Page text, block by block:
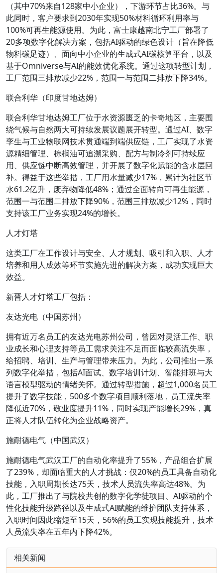
（其中70%来自128家中小企业），下游环节占比36%。与
此同时，客户要求到2030年实现50%材料循环利用率与
100%可再生能源使用。为此，富士康越南北宁工厂部署了
20多项数字化解决方案，包括AI驱动的绿色设计（旨在降低
物料碳足迹）、面向中小企业的生成式AI碳核算平台，以及
基于Omniverse与AI的能效优化系统。通过这项转型计划，
工厂范围三排放减少22%，范围一与范围二排放下降34%。
联合利华（印度甘地达姆）
联合利华甘地达姆工厂位于水资源匮乏的卡奇地区，主要围
绕气候与自然两大可持续发展议题展开转型。通过AI、数字
孪生与工业物联网技术贯通端到端供应链，工厂实现了水资
源精细管理、棕榈油可追溯采购、配方与制冷剂可持续应
用、供应链中断高效管理，并开展了数字化赋能的含水层回
补。得益于这些举措，工厂用水量减少17%，累计为社区节
水61.2亿升，废弃物降低48%；通过全面转向可再生能源，
范围一与范围二排放下降90%，范围三排放减少12%，同时
支持该工厂业务实现24%的增长。
人才灯塔
这类工厂在工作设计与安全、人才规划、吸引和入职、人才
培养和用人成效等环节实施先进的解决方案，成功实现巨大
效益。
新晋人才灯塔工厂包括：
友达光电（中国苏州）
拥有近万名员工的友达光电苏州公司，曾因对灵活工作、职
业成长和心理支持等员工需求关注不足而面临较高流失率，
给招聘、培训、生产与管理带来压力。为此，公司推出一系
列数字化举措，包括AI面试、数字培训计划、智能排班与大
语言模型驱动的情绪关怀。通过转型措施，超过1,000名员工
提升了数字技能，500多个数字项目顺利落地，员工流失率
降低近70%，敬业度提升11%，同时实现产能增长29%，真
正将人才队伍转化为企业战略资产。
施耐德电气（中国武汉）
施耐德电气武汉工厂的自动化率提升了55%，产品组合扩展
了239%，却面临重大的人才挑战：仅20%的员工具备自动化
技能，入职周期长达75天，技术人员流失率高达48%。为
此，工厂推出了与院校共创的数字化学徒项目、AI驱动的个
性化技能升级路径以及生成式AI赋能的维护团队支持体系，
入职时间因此缩短至15天，56%的员工实现技能提升，技术
人员流失率在五年内下降42%。
相关新闻